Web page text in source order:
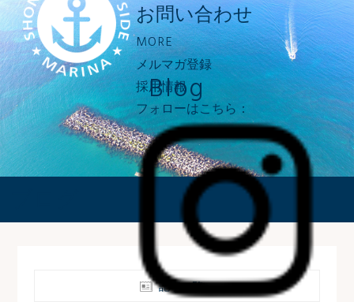
お問い合わせ
MORE
メルマガ登録
採用情報
フォローはこちら：
Blog
記事一覧へ